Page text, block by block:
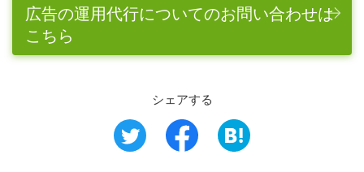
広告の運用代行についてのお問い合わせは
こちら
シェアする